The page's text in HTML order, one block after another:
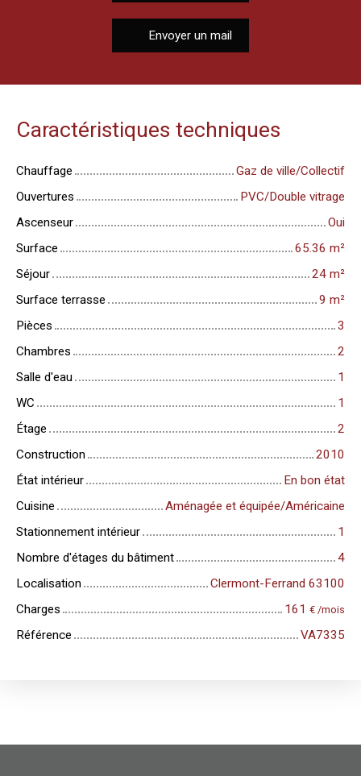
Envoyer un mail
Caractéristiques techniques
Chauffage
Gaz de ville/Collectif
Ouvertures
PVC/Double vitrage
Ascenseur
Oui
Surface
65.36 m²
Séjour
24 m²
Surface terrasse
9 m²
Pièces
3
Chambres
2
Salle d'eau
1
WC
1
Étage
2
Construction
2010
État intérieur
En bon état
Cuisine
Aménagée et équipée/Américaine
Stationnement intérieur
1
Nombre d'étages du bâtiment
4
Localisation
Clermont-Ferrand 63100
Charges
161 € /mois
Référence VA7335